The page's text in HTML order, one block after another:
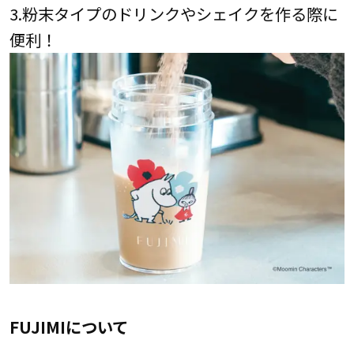
3.粉末タイプのドリンクやシェイクを作る際に
便利！
FUJIMIについて